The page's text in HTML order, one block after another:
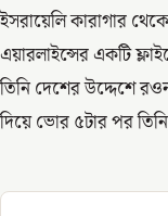
ইসরায়েলি কারাগার
এয়ারলাইন্সের একটি
তিনি দেশের উদ্দেশে
দিয়ে ভোর ৫টার পর